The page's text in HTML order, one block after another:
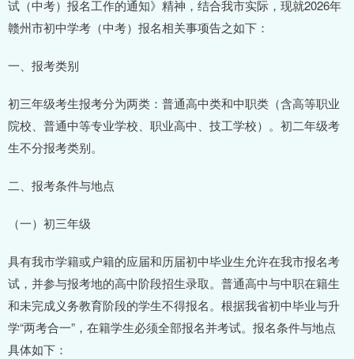
试（中考）报名工作的通知》精神，结合我市实际，现就2026年
赣州市初中学考（中考）报名相关事项告之如下：
一、报考类别
初三年级考生报考分为两类：普通高中类和中职类（含高等职业
院校、普通中等专业学校、职业高中、技工学校）。初二年级考
生不分报考类别。
二、报考条件与地点
（一）初三年级
具有我市学籍或户籍的应届和历届初中毕业生允许在我市报名考
试，并参与报考地的高中阶段招生录取。普通高中与中职在籍生
和未完成义务教育阶段的学生不得报名。根据我省初中毕业与升
学“两考合一”，在籍学生必须全部报名并考试。报名条件与地点
具体如下：